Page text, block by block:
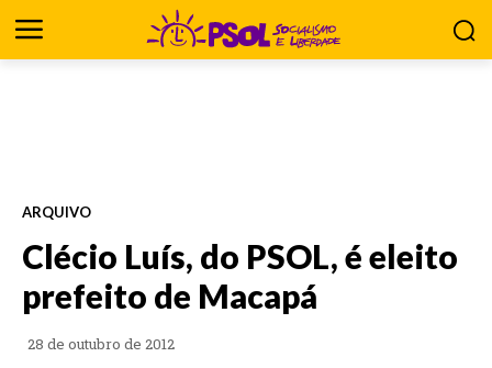
ARQUIVO
Clécio Luís, do PSOL, é eleito
prefeito de Macapá
28 de outubro de 2012